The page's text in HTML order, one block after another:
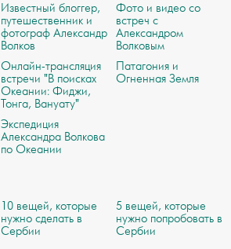
Известный блоггер,
путешественник и
фотограф Александр
Волков
Фото и видео со
встреч с
Александром
Волковым
Онлайн-трансляция
встречи "В поисках
Океании: Фиджи,
Тонга, Вануату"
Патагония и
Огненная Земля
Экспедиция
Александра Волкова
по Океании
10 вещей, которые
нужно сделать в
Сербии
5 вещей, которые
нужно попробовать в
Сербии